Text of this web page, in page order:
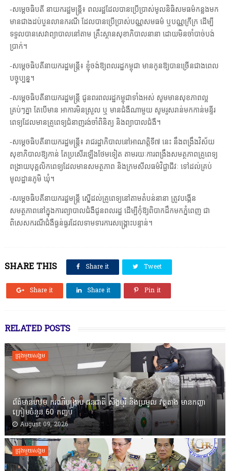
-សម្ដេចធិបតី នាយករដ្ឋមន្ត្រី៖ ពលរដ្ឋដែលបានប្រើប្រាស់មូលនិធិសមធម៌កន្លងមក
មានជាងដប់បួនលានករណី ដែលបានប្រើប្រាស់បណ្ណសមធម៌ ឬបណ្ណក្រីក្រ ដើម្បី
ទទួលបានសេវាព្យាបាលនៅតាម គ្រឹះស្ថានសុខាភិបាលនានា ដោយមិនចាំបាច់បង់
ប្រាក់។
-សម្ដេចធិបតីនាយករដ្ឋមន្ត្រី៖ ខ្ញុំចង់ឱ្យពលរដ្ឋកម្ពុជា មានកូនឱ្យបានច្រើនជាងពេល
បច្ចុប្បន្ន។
-សម្ដេចធិបតីនាយករដ្ឋមន្ត្រី ជូនពរពលរដ្ឋកម្ពុជាទាំងអស់ សូមមានសុខភាពល្អ
គ្រប់ៗគ្នា តែបើមាន អាការមិនស្រួល ឬ មានជំងឺណាមួយ សូមរួសរាន់មកកាន់មន្ទីរ
ពេទ្យដែលមានគ្រូពេទ្យជំនាញរង់ចាំពិនិត្យ និងព្យាបាលជំងឺ។
-សម្ដេចធិបតីនាយករដ្ឋមន្ត្រី៖ រាជរដ្ឋាភិបាលនៅអាណត្តិទី៧ នេះ នឹងពង្រឹងវិស័យ
សុខាភិបាលឱ្យកាន់ តែប្រសើរឡើងថែមទៀត តាមរយៈការពង្រឹងសមត្ថភាពគ្រូពេទ្យ
ពង្រាយបុគ្គលិកពេទ្យដែលមានសមត្ថភាព និងក្រមសីលធម៌វិជ្ជាជីវៈ ទៅដល់គ្រប់
មូលដ្ឋានភូមិ ឃុំ។
-សម្ដេចធិបតីនាយករដ្ឋមន្ត្រី ស្នើដល់គ្រូពេទ្យនៅតាមតំបន់នានា ត្រូវបង្កើន
សមត្ថភាពនៅក្នុងការព្យាបាលជំងឺជូនពលរដ្ឋ ដើម្បីកុំឱ្យពិបាកដឹកមកភ្នំពេញ ជា
ពិសេសករណីជំងឺធ្ងន់ធ្ងរដែលទាមទារការសង្គ្រោះបន្ទាន់។
SHARE THIS Share it Tweet
Share it Share it Pin it
RELATED POSTS
ជ្រុងមួយសង្គម
ព័ត៌មានបឋម ករណីបង្ក្រាប ជនជាតិ សិង្ហបុរី និងប្រមូល វត្ថុតាង មានកញ្ឆា
ក្រៀមចំនួន 60 កញ្ចប់
August 09, 2026
ជ្រុងមួយសង្គម